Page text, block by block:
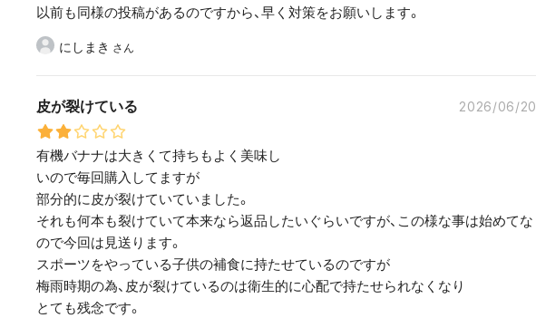
以前も同様の投稿があるのですから、早く対策をお願いします。
にしまき
皮が裂けている 2026/06/20
有機バナナは大きくて持ちもよく美味し
いので毎回購入してますが
部分的に皮が裂けていていました。
それも何本も裂けていて本来なら返品したいぐらいですが、この様な事は始めてな
ので今回は見送ります。
スポーツをやっている子供の補食に持たせているのですが
梅雨時期の為、皮が裂けているのは衛生的に心配で持たせられなくなり
とても残念です。